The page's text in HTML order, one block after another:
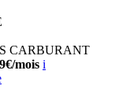
CARBURANT
mois i